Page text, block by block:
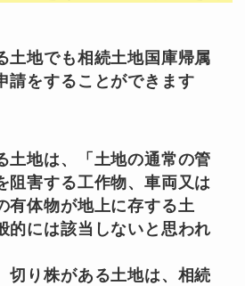
土地でも相続土地国庫帰属
請をすることができます
土地は、「土地の通常の管
阻害する工作物、車両又は
有体物が地上に存する土
的には該当しないと思われ
切り株がある土地は、相続